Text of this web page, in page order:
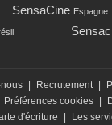
SensaCine Espagne
Recrutement
Préférences cookies
d'écriture Les